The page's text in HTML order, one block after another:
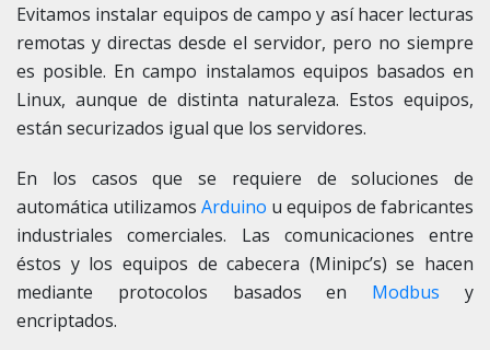
Evitamos instalar equipos de campo y así hacer lecturas
remotas y directas desde el servidor, pero no siempre
es posible. En campo instalamos equipos basados en
Linux, aunque de distinta naturaleza. Estos equipos,
están securizados igual que los servidores.
En los casos que se requiere de soluciones de
automática utilizamos Arduino u equipos de fabricantes
industriales comerciales. Las comunicaciones entre
éstos y los equipos de cabecera (Minipc’s) se hacen
mediante protocolos basados en Modbus y
encriptados.